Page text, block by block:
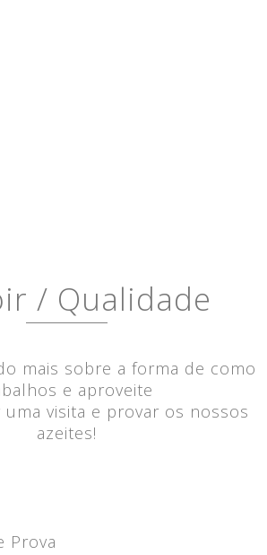
/ Qualidade
mais sobre a forma de como
e aproveite
uma visita e provar os nossos
azeites!
Prova